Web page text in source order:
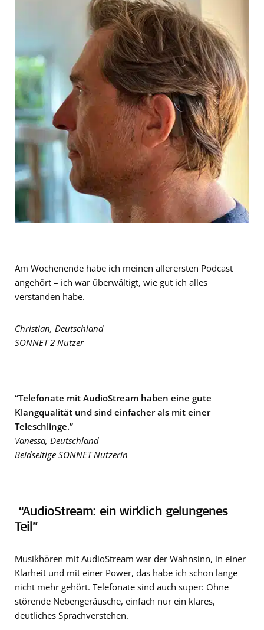
Am Wochenende habe ich meinen allerersten Podcast
angehört – ich war überwältigt, wie gut ich alles
verstanden habe.
Christian, Deutschland
SONNET 2 Nutzer
“Telefonate mit AudioStream haben eine gute
Klangqualität und sind einfacher als mit einer
Teleschlinge.”
Vanessa, Deutschland
Beidseitige SONNET Nutzerin
“AudioStream: ein wirklich gelungenes
Teil”
Musikhören mit AudioStream war der Wahnsinn, in einer
Klarheit und mit einer Power, das habe ich schon lange
nicht mehr gehört. Telefonate sind auch super: Ohne
störende Nebengeräusche, einfach nur ein klares,
deutliches Sprachverstehen.